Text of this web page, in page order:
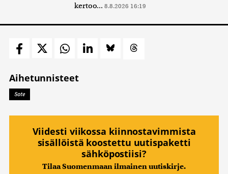
kertoo... 8.8.2026 16:19
Aihetunnisteet
Sote
Viidesti viikossa kiinnostavimmista
sisällöistä koostettu uutispaketti
sähköpostiisi?
Tilaa Suomenmaan ilmainen uutiskirje.